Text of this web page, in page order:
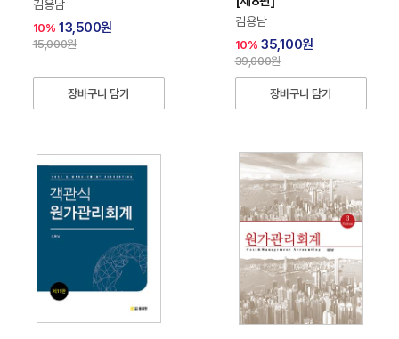
김용남
15,000원
10% 13,500원
장바구니 담기
김용남
39,000원
10% 35,100원
장바구니 담기